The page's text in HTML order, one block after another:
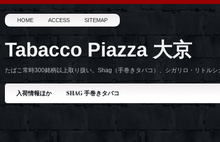
HOME ACCESS SITEMAP
Tabacco Piazza 大京
たばこ常時300銘柄以上取り扱い。Shag（手巻きタバコ）、シガリロ・リトル
入荷情報ほか SHAG 手巻きタバコ